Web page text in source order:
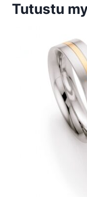
Tutustu